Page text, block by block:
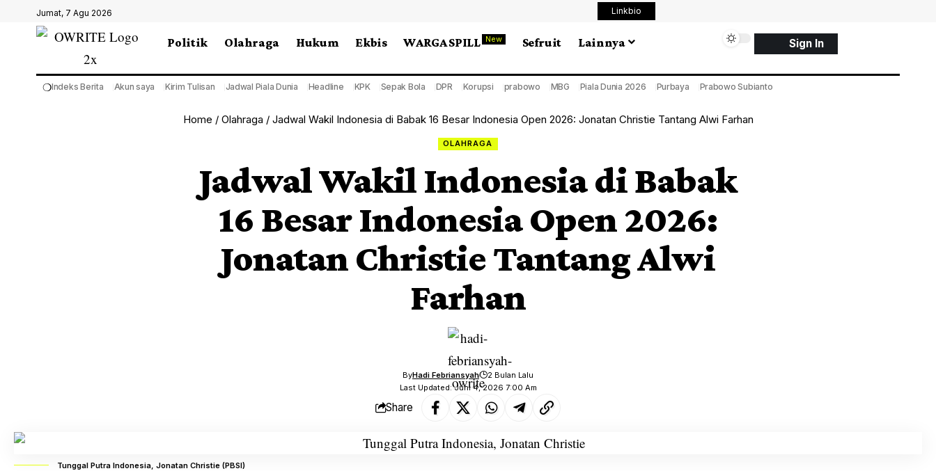
Jumat, 7 Agu 2026 Linkbio
Politik Olahraga Hukum Ekbis WARGA SPILL New Sefruit Lainnya Sign In
❍Indeks Berita Akun saya Kirim Tulisan Jadwal Piala Dunia Headline KPK Sepak Bola DPR Korupsi prabowo MBG Piala Dunia 2026 Purbaya Prabowo Subianto
Home / Olahraga / Jadwal Wakil Indonesia di Babak 16 Besar Indonesia Open 2026: Jonatan Christie Tantang Alwi Farhan
OLAHRAGA
Jadwal Wakil Indonesia di Babak
16 Besar Indonesia Open 2026:
Jonatan Christie Tantang Alwi
Farhan
Last Updated: Juni 4, 2026 7:00 Am
ByHadi Febriansyah 2 Bulan Lalu
Share
Tunggal Putra Indonesia, Jonatan Christie (PBSI)